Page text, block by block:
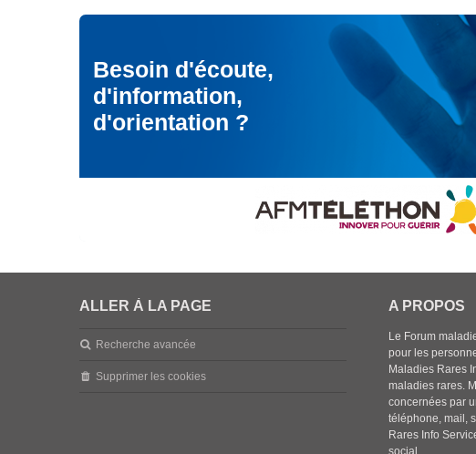
Besoin d'écoute,
d'information,
d'orientation ?
ALLER À LA PAGE
Recherche avancée
Supprimer les cookies
A PROPOS
Le Forum
pour les
Maladies Rares
maladies rares.
concernées par
téléphone, mail,
Rares Info
social.